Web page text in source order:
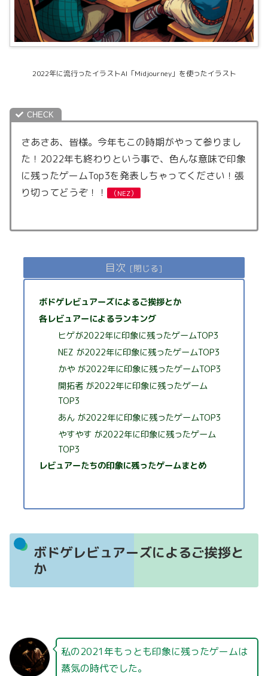
2022年に流行ったイラストAI「Midjourney」を使ったイラスト
さあさあ、皆様。今年もこの時期がやって参りまし
た！2022年も終わりという事で、色んな意味で印象
に残ったゲームTop3を発表しちゃってください！張
り切ってどうぞ！！
（NEZ）
目次
ボドゲレビュアーズによるご挨拶とか
各レビュアーによるランキング
ヒゲが2022年に印象に残ったゲームTOP3
NEZ が2022年に印象に残ったゲームTOP3
かや が2022年に印象に残ったゲームTOP3
開拓者 が2022年に印象に残ったゲーム
TOP3
あん が2022年に印象に残ったゲームTOP3
やすやす が2022年に印象に残ったゲーム
TOP3
レビュアーたちの印象に残ったゲームまとめ
ボドゲレビュアーズによるご挨拶と
か
私の2021年もっとも印象に残ったゲームは
蒸気の時代でした。